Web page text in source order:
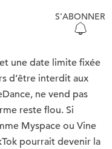
S’ABONNER
une date limite fixée
d’être interdit aux
ne vend pas
reste flou. Si
Myspace ou Vine
pourrait devenir la